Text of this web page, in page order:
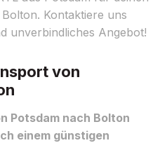
Kontaktiere uns
unverbindliches Angebot!
von
Potsdam nach Bolton
einem günstigen